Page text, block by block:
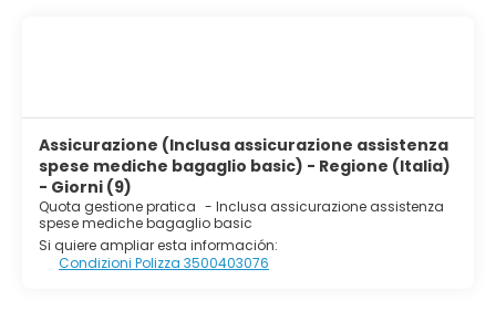
Assicurazione (Inclusa assicurazione assistenza
spese mediche bagaglio basic) - Regione (Italia)
- Giorni (9)
Quota gestione pratica - Inclusa assicurazione assistenza
spese mediche bagaglio basic
Si quiere ampliar esta información:
Condizioni Polizza 3500403076